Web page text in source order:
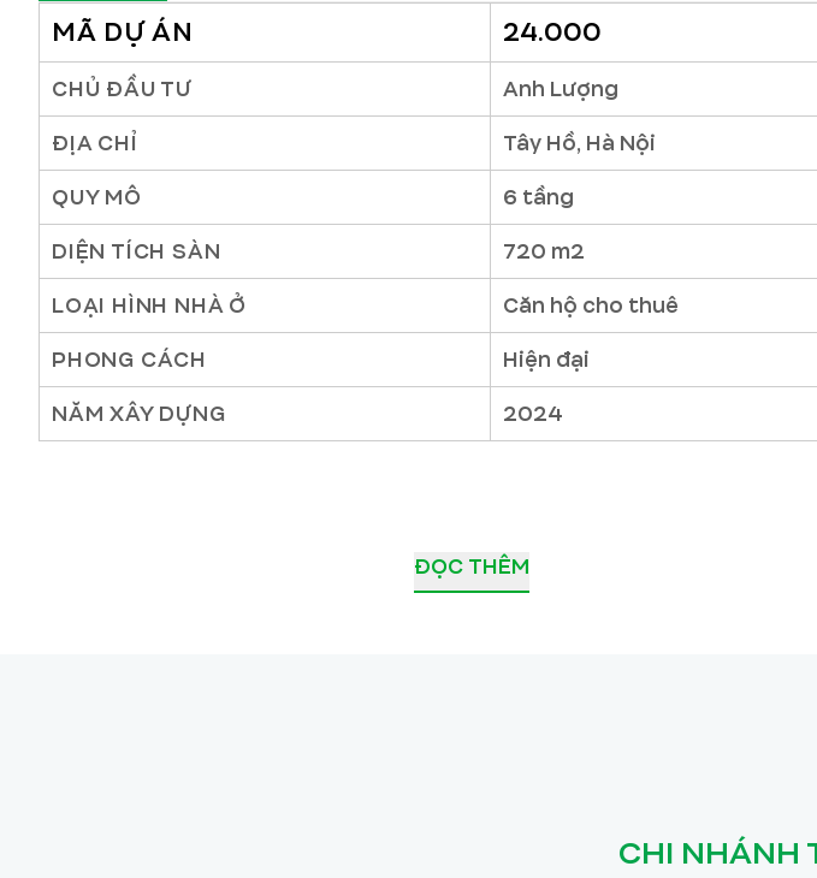
MÃ DỰ ÁN 24.000
CHỦ ĐẦU TƯ
Anh Lượng
ĐỊA CHỈ
Tây Hồ, Hà Nội
QUY MÔ
6 tầng
DIỆN TÍCH SÀN
720 m2
LOẠI HÌNH NHÀ Ở
Căn hộ cho thuê
PHONG CÁCH
Hiện đại
NĂM XÂY DỰNG
2024
ĐỌC THÊM
CHI NHÁNH